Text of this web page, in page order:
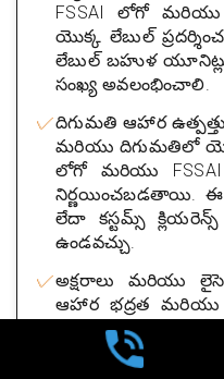
FSSAI లోగో
యొక్క లేబుల్
లేబుల్ బహుళ
సంఖ్య అవలంభించాలి.
దిగుమతి ఆహార
మరియు దిగుమతిలో
లోగో మరియు FSSAI
నిర్ణయించబడతాయి. ఈ
లేదా కస్టమ్స్
ఉండవచ్చు.
అక్షరాలు మరియు
ఆహార భద్రత మరియు
లేబులింగ్)
ఉండాలి.